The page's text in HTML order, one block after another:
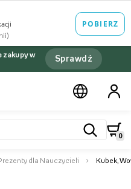
zakupy w
Sprawdź
0
dla Nauczycieli Kubek,